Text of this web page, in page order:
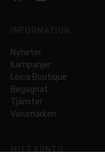
Nyheter
Kampanjer
Leica Boutique
Begagnat
Tjänster
Varumärken
MITT KONTO